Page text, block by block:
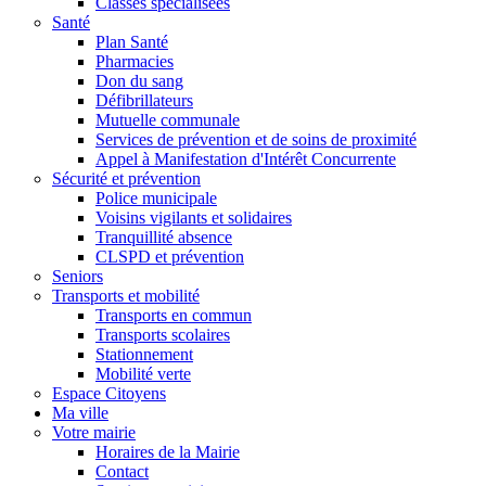
Santé
Plan Santé
Pharmacies
Don du sang
Défibrillateurs
Mutuelle communale
Services de prévention et de soins de proximité
Appel à Manifestation d'Intérêt Concurrente
Sécurité et prévention
Police municipale
Voisins vigilants et solidaires
Tranquillité absence
CLSPD et prévention
Seniors
Transports et mobilité
Transports en commun
Transports scolaires
Stationnement
Mobilité verte
Espace Citoyens
Ma ville
Votre mairie
Horaires de la Mairie
Contact